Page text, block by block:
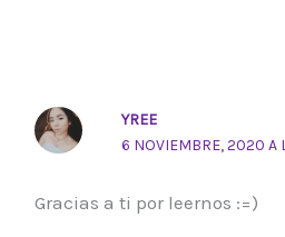
YREE
6 NOVIEMBRE, 2020 A
Gracias a ti por leernos :=)